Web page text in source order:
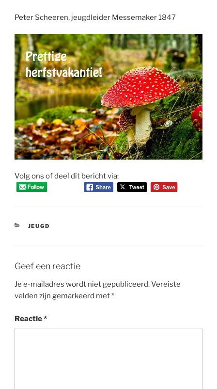
Peter Scheeren, jeugdleider Messemaker 1847
Volg ons of deel dit bericht via:
CATEGORIEËN
JEUGD
Geef een reactie
Je e-mailadres wordt niet gepubliceerd.Vereiste
velden zijn gemarkeerd met*
Reactie*